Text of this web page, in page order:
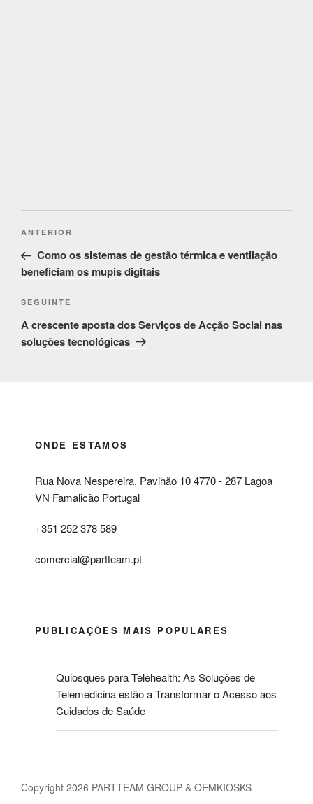
Post
navigation
Conteúdo
anterior
ANTERIOR
Como os sistemas de gestão térmica e ventilação
beneficiam os mupis digitais
Conteúdo
seguinte
SEGUINTE
A crescente aposta dos Serviços de Acção Social nas
soluções tecnológicas
ONDE ESTAMOS
Rua Nova Nespereira, Pavihão 10 4770 - 287 Lagoa
VN Famalicão Portugal
+351 252 378 589
comercial@partteam.pt
PUBLICAÇÕES MAIS POPULARES
Quiosques para Telehealth: As Soluções de
Telemedicina estão a Transformar o Acesso aos
Cuidados de Saúde
Copyright 2026 PARTTEAM GROUP & OEMKIOSKS